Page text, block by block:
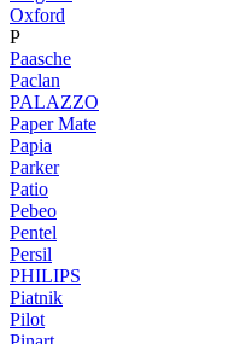
Oxford
P
Paasche
Paclan
PALAZZO
Paper Mate
Papia
Parker
Patio
Pebeo
Pentel
Persil
PHILIPS
Piatnik
Pilot